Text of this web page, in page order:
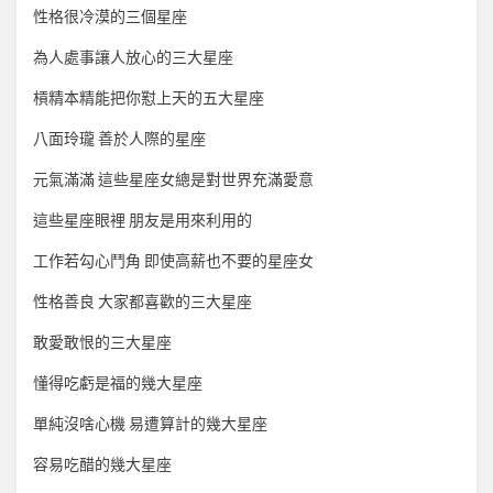
性格很冷漠的三個星座
為人處事讓人放心的三大星座
槓精本精能把你懟上天的五大星座
八面玲瓏 善於人際的星座
元氣滿滿 這些星座女總是對世界充滿愛意
這些星座眼裡 朋友是用來利用的
工作若勾心鬥角 即使高薪也不要的星座女
性格善良 大家都喜歡的三大星座
敢愛敢恨的三大星座
懂得吃虧是福的幾大星座
單純沒啥心機 易遭算計的幾大星座
容易吃醋的幾大星座